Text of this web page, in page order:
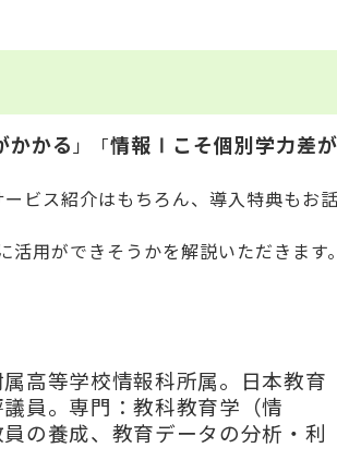
かかる 」「情報Ⅰこそ個別学力差
ビス紹介はもちろん、導入特典もお
用ができそうかを解説いただきます。
高等学校情報科所属。日本教育
員。専門：教科教育学（情
の養成、教育データの分析・利